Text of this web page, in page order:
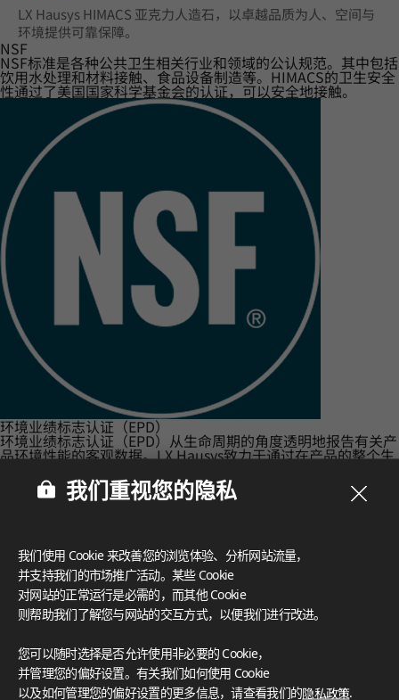
LX Hausys HIMACS 亚克力人造石，以卓越品质为人、空间与
环境提供可靠保障。
NSF
NSF标准是各种公共卫生相关行业和领域的公认规范。其中包括
饮用水处理和材料接触、食品设备制造等。HIMACS的卫生安全
性通过了美国国家科学基金会的认证，可以安全地接触。
环境业绩标志认证（EPD）
环境业绩标志认证（EPD）从生命周期的角度透明地报告有关产
品环境性能的客观数据。LX Hausys致力于通过在产品的整个生
制造环保产品。我们重视您的隐私
我们使用 Cookie 来改善您的浏览体验、分析网站流量，
并支持我们的市场推广活动。某些 Cookie
对网站的正常运行是必需的，而其他 Cookie
则帮助我们了解您与网站的交互方式，以便我们进行改进。
您可以随时选择是否允许使用非必要的 Cookie，
并管理您的偏好设置。有关我们如何使用 Cookie
以及如何管理您的偏好设置的更多信息，请查看我们的隐私政策.